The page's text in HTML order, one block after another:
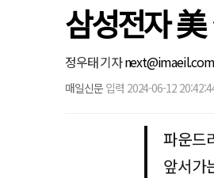
삼성전자
정우태 기자next@imaeil.com
매일신문 입력 2024-06-12
파운드
앞서가